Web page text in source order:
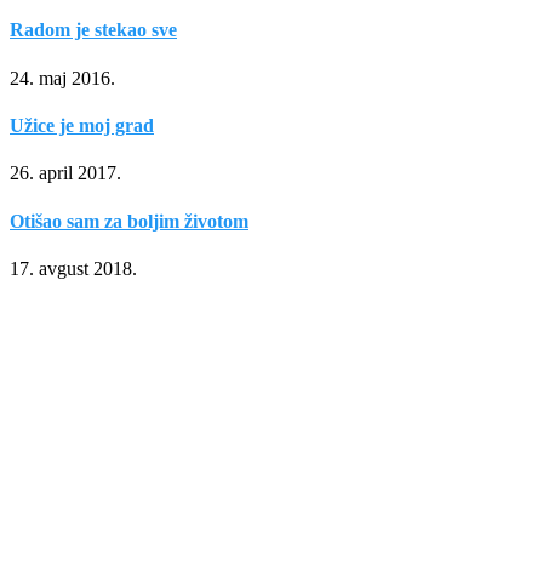
Radom je stekao sve
24. maj 2016.
Užice je moj grad
26. april 2017.
Otišao sam za boljim životom
17. avgust 2018.